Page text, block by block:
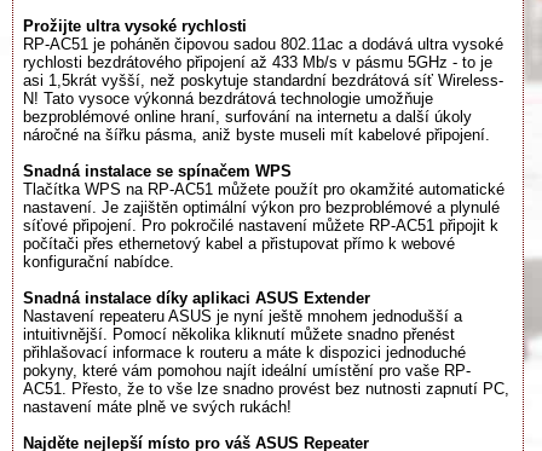
Prožijte ultra vysoké rychlosti
RP-AC51 je poháněn čipovou sadou 802.11ac a dodává ultra vysoké
rychlosti bezdrátového připojení až 433 Mb/s v pásmu 5GHz - to je
asi 1,5krát vyšší, než poskytuje standardní bezdrátová síť Wireless-
N! Tato vysoce výkonná bezdrátová technologie umožňuje
bezproblémové online hraní, surfování na internetu a další úkoly
náročné na šířku pásma, aniž byste museli mít kabelové připojení.
Snadná instalace se spínačem WPS
Tlačítka WPS na RP-AC51 můžete použít pro okamžité automatické
nastavení. Je zajištěn optimální výkon pro bezproblémové a plynulé
síťové připojení. Pro pokročilé nastavení můžete RP-AC51 připojit k
počítači přes ethernetový kabel a přistupovat přímo k webové
konfigurační nabídce.
Snadná instalace díky aplikaci ASUS Extender
Nastavení repeateru ASUS je nyní ještě mnohem jednodušší a
intuitivnější. Pomocí několika kliknutí můžete snadno přenést
přihlašovací informace k routeru a máte k dispozici jednoduché
pokyny, které vám pomohou najít ideální umístění pro vaše RP-
AC51. Přesto, že to vše lze snadno provést bez nutnosti zapnutí PC,
nastavení máte plně ve svých rukách!
Najděte nejlepší místo pro váš ASUS Repeater